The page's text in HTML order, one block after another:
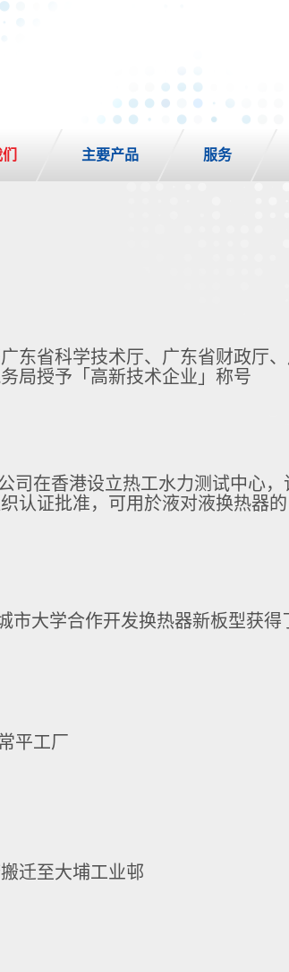
主要产品 服务
东省科学技术厅、广东省财政厅
局授予「高新技术企业」称号
司在香港设立热工水力测试中心，
认证批准，可用於液对液换热器的
市大学合作开发换热器新板型获得
平工厂
迁至大埔工业邨